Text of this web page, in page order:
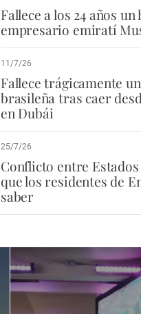
Fallece a los 24 años
empresario emiratí
11/7/26
Fallece trágicamente
brasileña tras caer
en Dubái
25/7/26
Conflicto entre
que los residentes de
saber